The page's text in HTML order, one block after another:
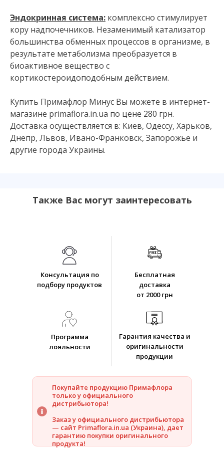
Эндокринная система: комплексно стимулирует
кору надпочечников. Незаменимый катализатор
большинства обменных процессов в организме, в
результате метаболизма преобразуется в
биоактивное вещество с
кортикостероидоподобным действием.
Купить Примафлор Минус Вы можете в интернет-
магазине primaflora.in.ua по цене 280 грн.
Доставка осуществляется в: Киев, Одессу, Харьков,
Днепр, Львов, Ивано-Франковск, Запорожье и
другие города Украины.
Также Вас могут заинтересовать
Консультация по
подбору продуктов
Бесплатная
доставка
от 2000 грн
Программа
лояльности
Гарантия качества и
оригинальности
продукции
Покупайте продукцию Примафлора
только у официального
дистрибьютора!
Заказ у официального дистрибьютора
— сайт Primaflora.in.ua (Украина), дает
гарантию покупки оригинального
продукта!